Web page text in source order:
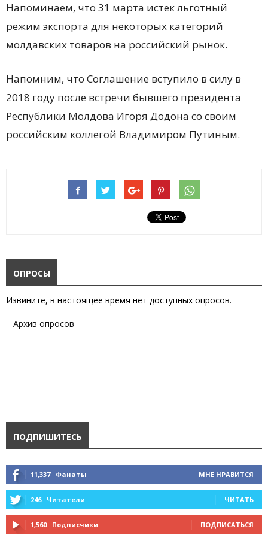
Напоминаем, что 31 марта истек льготный
режим экспорта для некоторых категорий
молдавских товаров на российский рынок.
Напомним, что Соглашение вступило в силу в
2018 году после встречи бывшего президента
Республики Молдова Игоря Додона со своим
российским коллегой Владимиром Путиным.
ОПРОСЫ
Извините, в настоящее время нет доступных опросов.
Архив опросов
ПОДПИШИТЕСЬ
11,337 Фанаты МНЕ НРАВИТСЯ
246 Читатели ЧИТАТЬ
1,560 Подписчики ПОДПИСАТЬСЯ